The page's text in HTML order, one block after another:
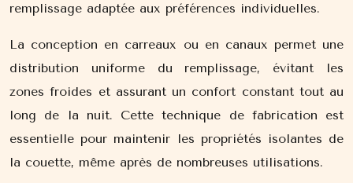
remplissage adaptée aux préférences individuelles.
La conception en carreaux ou en canaux permet une
distribution uniforme du remplissage, évitant les
zones froides et assurant un confort constant tout au
long de la nuit. Cette technique de fabrication est
essentielle pour maintenir les propriétés isolantes de
la couette, même après de nombreuses utilisations.